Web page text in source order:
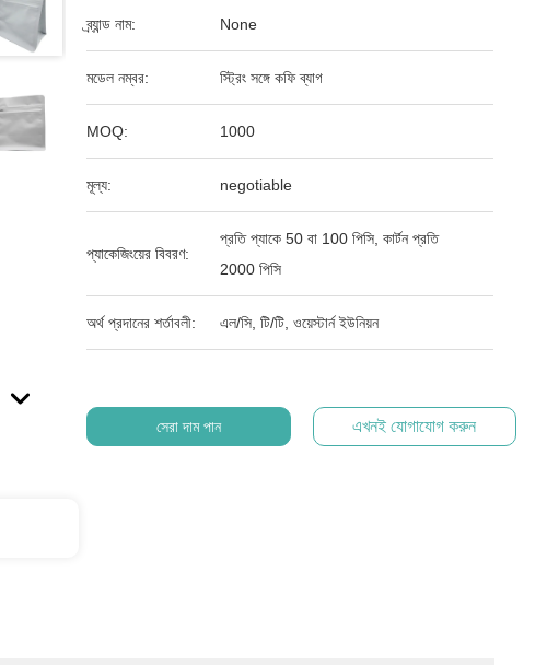
ব্র্যান্ড নাম: None
মডেল নম্বর: স্ট্রিং সঙ্গে কফি ব্যাগ
MOQ: 1000
মূল্য: negotiable
প্যাকেজিংয়ের বিবরণ:
প্রতি প্যাকে 50 বা 100 পিসি, কার্টন প্রতি
2000 পিসি
অর্থ প্রদানের শর্তাবলী: এল/সি, টি/টি, ওয়েস্টার্ন ইউনিয়ন
সেরা দাম পান এখনই যোগাযোগ করুন